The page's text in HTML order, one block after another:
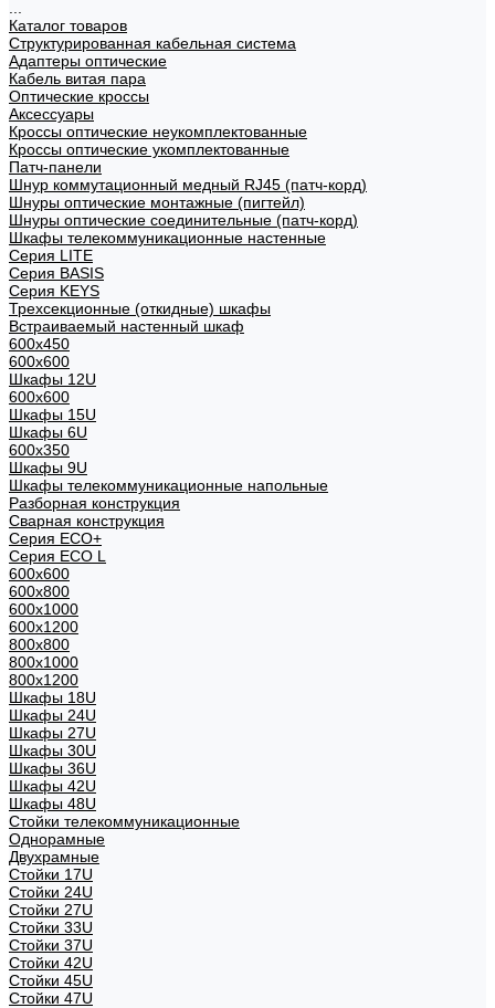
Каталог товаров
Структурированная кабельная система
Адаптеры оптические
Кабель витая пара
Оптические кроссы
Аксессуары
Кроссы оптические неукомплектованные
Кроссы оптические укомплектованные
Патч-панели
Шнур коммутационный медный RJ45 (патч-корд)
Шнуры оптические монтажные (пигтейл)
Шнуры оптические соединительные (патч-корд)
Шкафы телекоммуникационные настенные
Cерия LITE
Cерия BASIS
Cерия KEYS
Трехсекционные (откидные) шкафы
Встраиваемый настенный шкаф
600x450
600x600
Шкафы 12U
600x600
Шкафы 15U
Шкафы 6U
600x350
Шкафы 9U
Шкафы телекоммуникационные напольные
Разборная конструкция
Сварная конструкция
Серия ECO+
Серия ECO L
600x600
600x800
600х1000
600х1200
800x800
800х1000
800х1200
Шкафы 18U
Шкафы 24U
Шкафы 27U
Шкафы 30U
Шкафы 36U
Шкафы 42U
Шкафы 48U
Стойки телекоммуникационные
Однорамные
Двухрамные
Стойки 17U
Стойки 24U
Стойки 27U
Стойки 33U
Стойки 37U
Стойки 42U
Стойки 45U
Стойки 47U